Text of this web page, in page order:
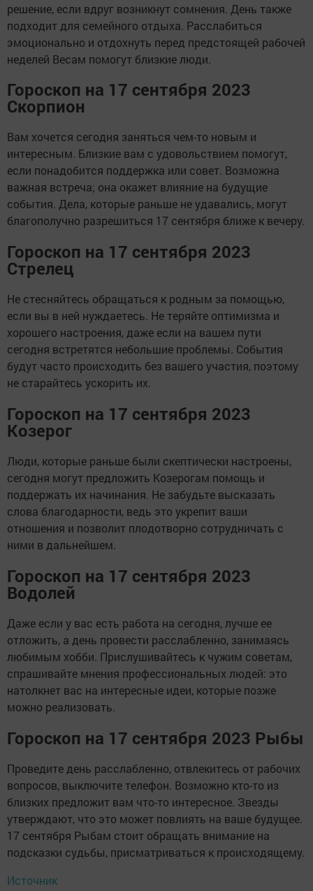
решение, если вдруг возникнут сомнения. День также
подходит для семейного отдыха. Расслабиться
эмоционально и отдохнуть перед предстоящей рабочей
неделей Весам помогут близкие люди.
Гороскоп на 17 сентября 2023
Скорпион
Вам хочется сегодня заняться чем-то новым и
интересным. Близкие вам с удовольствием помогут,
если понадобится поддержка или совет. Возможна
важная встреча; она окажет влияние на будущие
события. Дела, которые раньше не удавались, могут
благополучно разрешиться 17 сентября ближе к вечеру.
Гороскоп на 17 сентября 2023
Стрелец
Не стесняйтесь обращаться к родным за помощью,
если вы в ней нуждаетесь. Не теряйте оптимизма и
хорошего настроения, даже если на вашем пути
сегодня встретятся небольшие проблемы. События
будут часто происходить без вашего участия, поэтому
не старайтесь ускорить их.
Гороскоп на 17 сентября 2023
Козерог
Люди, которые раньше были скептически настроены,
сегодня могут предложить Козерогам помощь и
поддержать их начинания. Не забудьте высказать
слова благодарности, ведь это укрепит ваши
отношения и позволит плодотворно сотрудничать с
ними в дальнейшем.
Гороскоп на 17 сентября 2023
Водолей
Даже если у вас есть работа на сегодня, лучше ее
отложить, а день провести расслабленно, занимаясь
любимым хобби. Прислушивайтесь к чужим советам,
спрашивайте мнения профессиональных людей: это
натолкнет вас на интересные идеи, которые позже
можно реализовать.
Гороскоп на 17 сентября 2023 Рыбы
Проведите день расслабленно, отвлекитесь от рабочих
вопросов, выключите телефон. Возможно кто-то из
близких предложит вам что-то интересное. Звезды
утверждают, что это может повлиять на ваше будущее.
17 сентября Рыбам стоит обращать внимание на
подсказки судьбы, присматриваться к происходящему.
Источник